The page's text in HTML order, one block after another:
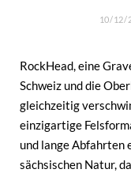
10/12/
RockHead, eine
Schweiz und die
gleichzeitig
einzigartige
und lange Abfahrten
sächsischen Natur,